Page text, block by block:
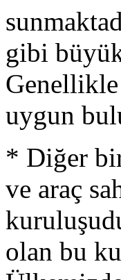
gibi
uygun
* Diğer
ve araç
olan bu